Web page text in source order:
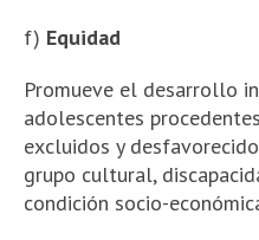
f) Equidad
Promueve el desarrollo
adolescentes
excluidos y
grupo cultural,
condición socio-